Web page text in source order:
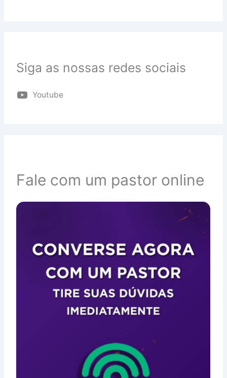
Siga as nossas redes sociais
Youtube
Fale com um pastor online